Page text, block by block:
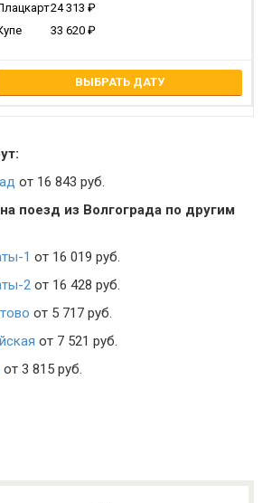
24 313
33 620
ВЫБРАТЬ ДАТУ
от 16 843 руб.
поезд из Волгограда по другим
1 от 16 019 руб.
2 от 16 428 руб.
от 5 717 руб.
от 7 521 руб.
от 3 815 руб.